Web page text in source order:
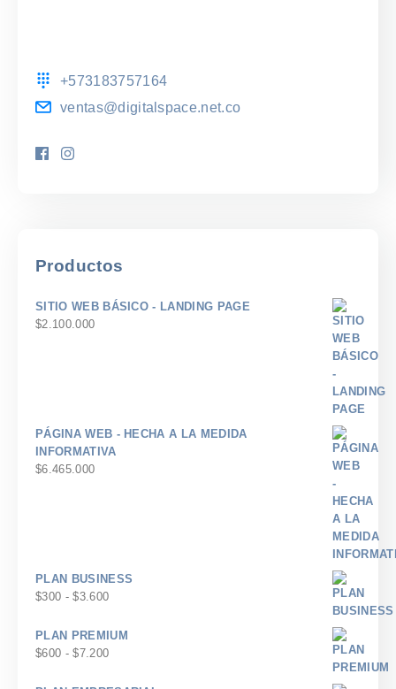
+573183757164
ventas@digitalspace.net.co
Productos
SITIO WEB BÁSICO - LANDING PAGE
$2.100.000
PÁGINA WEB - HECHA A LA MEDIDA
INFORMATIVA
$6.465.000
PLAN BUSINESS
$300 - $3.600Rango
precios:
desde
PLAN PREMIUM
$600 - $7.200Rango